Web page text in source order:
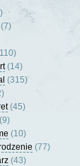
(7)
(14)
(315)
(45)
(9)
(10)
(77)
(43)